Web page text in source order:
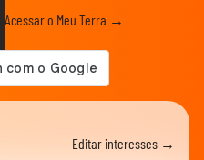
Acessar o Meu Terra →
Editar interesses →